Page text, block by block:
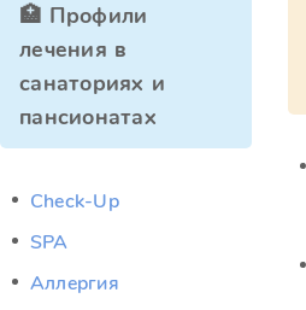
🏥 Профили
лечения в
санаториях и
пансионатах
Check-Up
SPA
Аллергия